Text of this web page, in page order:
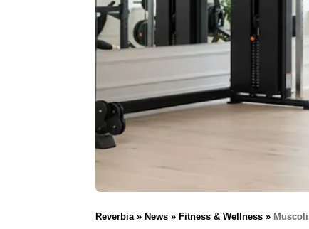
Reverbia News Fitness & Wellness